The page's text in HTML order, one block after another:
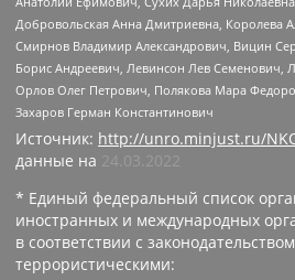
Добровольская Анна Дмитриевна, Королева
Смирнов Владимир Александрович, Вицин
Борис Андреевич, Левинсон Лев Семенович,
Орлов Олег Петрович, Полякова Мара
Захаров Герман Константинович
Источник: http://unro.minjust.ru/
данные на 24.03.2022
* Единый федеральный список
иностранных и международных
в соответствии с
террористическими: